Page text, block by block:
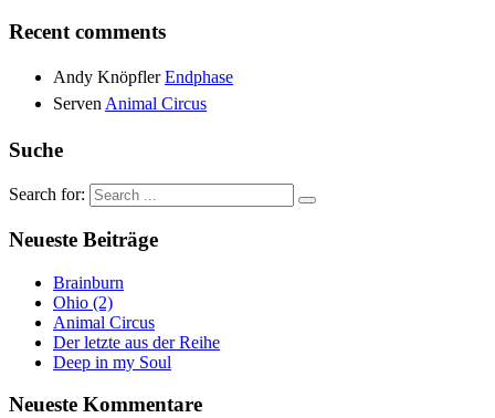
Recent comments
Andy KnöpflerEndphase
Serven Animal Circus
Suche
Search for:
Neueste Beiträge
Brainburn
Ohio (2)
Animal Circus
Der letzte aus der Reihe
Deep in my Soul
Neueste Kommentare